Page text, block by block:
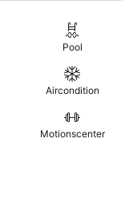
Pool
Aircondition
Motionscenter